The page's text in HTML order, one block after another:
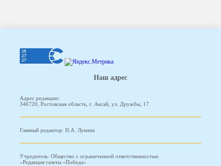
Наш адрес
Адрес редакции:
346720, Ростовская область, г. Аксай, ул. Дружбы, 17
Главный редактор: Н.А. Лукина
Учредитель: Общество с ограниченной ответственностью
«Редакция газеты «Победа»